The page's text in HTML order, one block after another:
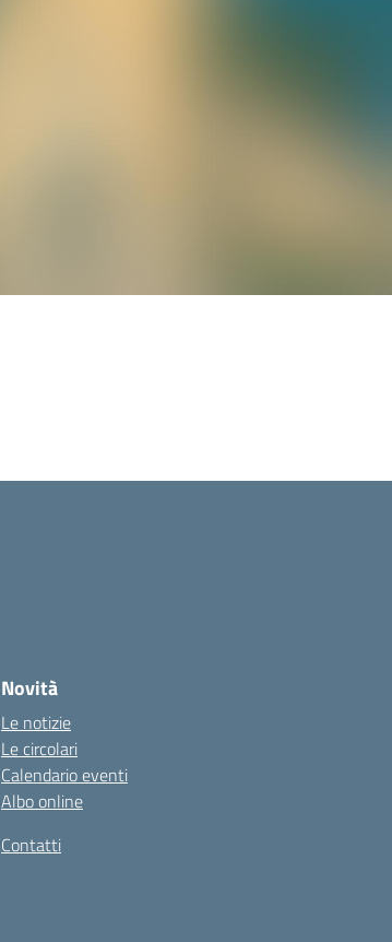
Novità
Le notizie
Le circolari
Calendario eventi
Albo online
Contatti